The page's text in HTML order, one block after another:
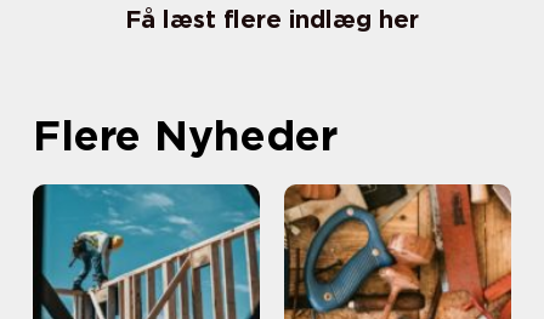
Få læst flere indlæg her
Flere Nyheder